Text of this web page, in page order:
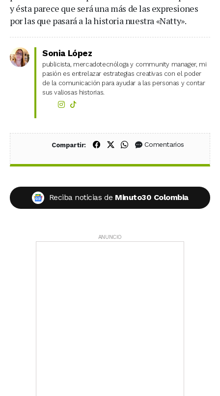
y ésta parece que será una más de las expresiones
por las que pasará a la historia nuestra «Natty».
Sonia López
publicista, mercadotecnóloga y community manager, mi
pasión es entrelazar estrategias creativas con el poder
de la comunicación para ayudar a las personas y contar
sus valiosas historias.
Compartir: Compartir en Facebook
Compartir en X (Twitter)
Compartir en WhatsApp
Comentarios
Reciba noticias de Minuto30 Colombia
ANUNCIO